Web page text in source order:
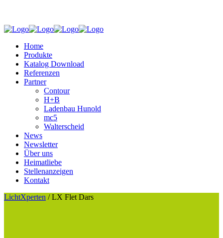
Home
Produkte
Katalog Download
Referenzen
Partner
Contour
H+B
Ladenbau Hunold
mc5
Walterscheid
News
Newsletter
Über uns
Heimatliebe
Stellenanzeigen
Kontakt
LichtXperten /LX Flet Dars